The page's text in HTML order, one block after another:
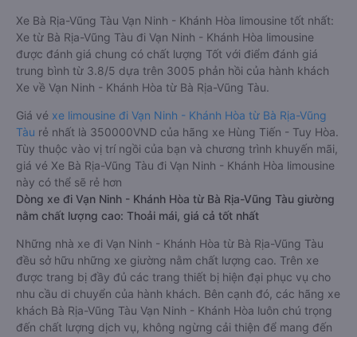
Xe Bà Rịa-Vũng Tàu Vạn Ninh - Khánh Hòa limousine tốt nhất:
Xe từ Bà Rịa-Vũng Tàu đi Vạn Ninh - Khánh Hòa limousine
được đánh giá chung có chất lượng Tốt với điểm đánh giá
trung bình từ 3.8/5 dựa trên 3005 phản hồi của hành khách
Xe về Vạn Ninh - Khánh Hòa từ Bà Rịa-Vũng Tàu.
Giá vé xe limousine đi Vạn Ninh - Khánh Hòa từ Bà Rịa-Vũng
Tàu rẻ nhất là 350000VND của hãng xe Hùng Tiến - Tuy Hòa.
Tùy thuộc vào vị trí ngồi của bạn và chương trình khuyến mãi,
giá vé Xe Bà Rịa-Vũng Tàu đi Vạn Ninh - Khánh Hòa limousine
này có thể sẽ rẻ hơn
Dòng xe đi Vạn Ninh - Khánh Hòa từ Bà Rịa-Vũng Tàu giường
nằm chất lượng cao: Thoải mái, giá cả tốt nhất
Những nhà xe đi Vạn Ninh - Khánh Hòa từ Bà Rịa-Vũng Tàu
đều sở hữu những xe giường nằm chất lượng cao. Trên xe
được trang bị đầy đủ các trang thiết bị hiện đại phục vụ cho
nhu cầu di chuyển của hành khách. Bên cạnh đó, các hãng xe
khách Bà Rịa-Vũng Tàu Vạn Ninh - Khánh Hòa luôn chú trọng
đến chất lượng dịch vụ, không ngừng cải thiện để mang đến